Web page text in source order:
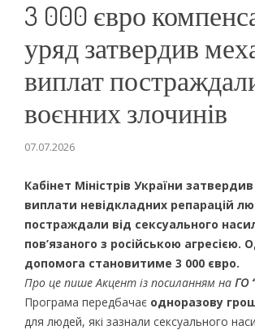
3 000 євро
уряд затвердив
виплат
воєнних злочинів
07.07.2026
Кабінет Міністрів України
виплати невідкладних репарацій
постраждали від сексуального
пов’язаного з російською агресією.
допомога становитиме 3 000 євро.
Про це пише Акцент із посиланням на ГО
Програма передбачає одноразову
для людей, які зазнали сексуального